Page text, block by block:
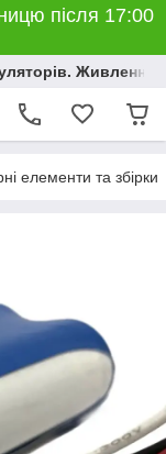
після 17:00
Живлення,
елементи та збірки